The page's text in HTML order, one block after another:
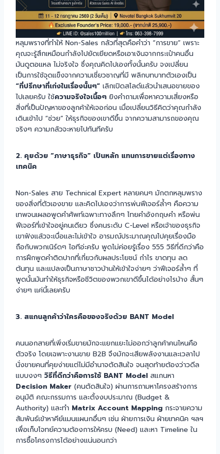
หลุมพรางที่ทำให้ Non-Sales กลัวที่สุดคือคำว่า “การขาย” เพราะ
คุณจะรู้สึกเหมือนกำลังไปยัดเยียดหรือเอาเงินจากกระเป๋าคนอื่น
มันดูตอแหล ไม่จริงใจ ซึ่งคุณคิดไปเองทั้งนั้นครับ จงเปลี่ยน
เป็นการใช้จุดแข็งจากความเชี่ยวชาญที่มี พลิกบทบาทตัวเองเป็น
“ที่ปรึกษาที่เก่งในเรื่องนั้นๆ” เลิกเปิดสไลด์แล้วนำเสนอขายของ
ไปเลยครับ ใช้ความจริงใจเนื้อๆ ยิงคำถามเพื่อหาความเสี่ยงหรือ
สิ่งที่เป็นปัญหาของลูกค้าให้เจอก่อน เมื่อเปลี่ยนวิธีคิดว่าคุณกำลัง
เดินเข้าไป “ช่วย” ให้ธุรกิจของเขาดีขึ้น จากความสามารถของคุณ
จริงๆ ความกลัวจะหายไปทันทีครับ
2. คุยด้วย “ภาษาธุรกิจ” เป็นหลัก แทนการขายแต่เรื่องทาง
เทคนิค
Non-Sales สาย Technical Expert หลายคนๆ มักตกหลุมพราง
ของสิ่งที่ตัวเองขาย และคิดไปเองว่าการพ่นฟีเจอร์ล้ำๆ คือความ
เทพจนเผลอพูดคำศัพท์เฉพาะทางลึกๆ ไทยคำอังกฤษคำ หรือพ่น
ฟีเจอร์ที่เข้าใจอยู่คนเดียว ซึ่งคนระดับ C-Level หรือเจ้าของธุรกิจ
เขาฟังแล้วจะเบื่อและไม่เข้าใจ อารมณ์ประมาณคุณไปคุยเรื่องมือ
ถือกับพวกเนิร์ดๆ ไอทีอ่ะครับ พูดไม่ค่อยรู้เรื่อง 555 วิธีที่ดีกว่าคือ
การฝึกพูดคำติดปากที่เกี่ยวกับผลประโยชน์ กำไร ขาดทุน ลด
ต้นทุน และแปลงเป็นภาษาชาวบ้านให้เข้าใจง่ายๆ ว่าฟีเจอร์ล้ำๆ ที่
พูดนั้นมันทำให้ธุรกิจหรือชีวิตของพวกเขาดีขึ้นได้อย่างไรบ้าง สั้นๆ
ง่ายๆ แค่นี้เลยครับ
3. สแกนลูกค้าว่าใครคือของจริงด้วย BANT Model
คนนอกสายที่เพิ่งเริ่มขายมักจะแยกแยะไม่ออกว่าลูกค้าคนไหนคือ
ตัวจริง โดยเฉพาะงานขาย B2B จึงมักจะเสียพลังงานและเวลาไป
นั่งขายคนที่คุยง่ายแต่ไม่มีอำนาจตัดสินใจ จนสุดท้ายต้องว่าวดีล
แบบงงๆ วิธีที่ดีกว่าคือการใช้ BANT Model สแกนหา
Decision Maker (คนตัดสินใจ) ผ่านการถามหาโครงสร้างการ
อนุมัติ คณะกรรมการ และตั้งงบประมาณ (Budget &
Authority) และทำ Matrix Account Mapping กระจายความ
สัมพันธ์เข้าหาคีย์แมนแผนกอื่นๆ เช่น ฝ่ายการเงิน ฝ่ายเทคนิค ฯลฯ
เพื่อเก็บโจทย์ความต้องการให้ครบ (Need) และหา Timeline ใน
การซื้อโครงการได้อย่างแน่นอนกว่า